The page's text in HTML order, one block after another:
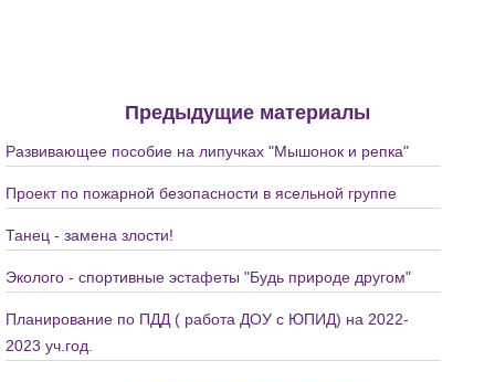
Предыдущие материалы
Развивающее пособие на липучках "Мышонок и репка"
Проект по пожарной безопасности в ясельной группе
Танец - замена злости!
Эколого - спортивные эстафеты "Будь природе другом"
Планирование по ПДД ( работа ДОУ с ЮПИД) на 2022-
2023 уч.год.